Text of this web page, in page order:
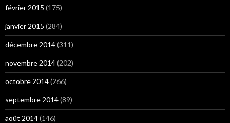
février 2015 (175)
janvier 2015 (284)
décembre 2014(311)
novembre 2014(202)
octobre 2014(266)
septembre 2014(89)
août 2014(146)